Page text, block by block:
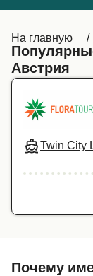
Ελλάδα
Polska
На главную
Австрия
Twin City
Почему